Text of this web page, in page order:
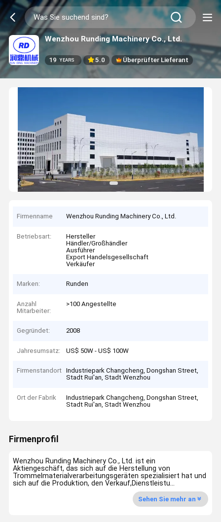
Wenzhou Runding Machinery Co., Ltd.
19 YEARS 5.0 Überprüfter Lieferant
Firmenname Wenzhou Runding Machinery Co., Ltd.
Betriebsart:
Hersteller
Händler/Großhändler
Ausführer
Export Handelsgesellschaft
Verkäufer
Marken: Runden
Anzahl
Mitarbeiter:
>100 Angestellte
Gegründet: 2008
Jahresumsatz: US$ 50W - US$ 100W
Firmenstandort
Industriepark Changcheng, Dongshan Street,
Stadt Rui'an, Stadt Wenzhou
Ort der Fabrik
Industriepark Changcheng, Dongshan Street,
Stadt Rui'an, Stadt Wenzhou
Firmenprofil
Wenzhou Runding Machinery Co., Ltd. ist ein
Aktiengeschäft, das sich auf die Herstellung von
Trommelmaterialverarbeitungsgeräten spezialisiert hat und
sich auf die Produktion, den Verkauf,Dienstleistu...
Sehen Sie mehr an